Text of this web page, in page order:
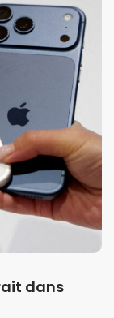
dans